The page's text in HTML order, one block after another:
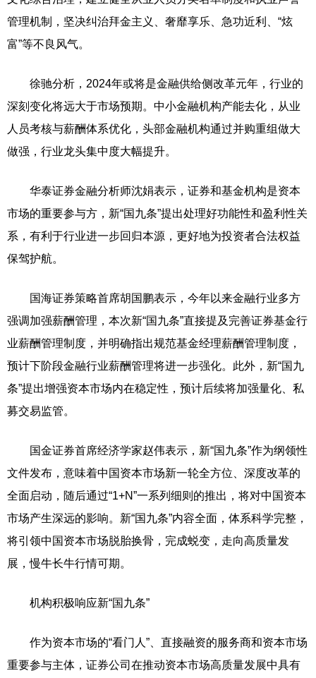
管理机制，坚决纠治拜金主义、奢靡享乐、急功近利、“炫
富”等不良风气。
徐驰分析，2024年或将是金融供给侧改革元年，行业的
深刻变化将远大于市场预期。中小金融机构产能去化，从业
人员考核与薪酬体系优化，头部金融机构通过并购重组做大
做强，行业龙头集中度大幅提升。
华泰证券金融分析师沈娟表示，证券和基金机构是资本
市场的重要参与方，新“国九条”提出处理好功能性和盈利性关
系，有利于行业进一步回归本源，更好地为投资者合法权益
保驾护航。
国海证券策略首席胡国鹏表示，今年以来金融行业多方
强调加强薪酬管理，本次新“国九条”直接提及完善证券基金行
业薪酬管理制度，并明确指出规范基金经理薪酬管理制度，
预计下阶段金融行业薪酬管理将进一步强化。此外，新“国九
条”提出增强资本市场内在稳定性，预计后续将加强量化、私
募交易监管。
国金证券首席经济学家赵伟表示，新“国九条”作为纲领性
文件发布，意味着中国资本市场新一轮全方位、深度改革的
全面启动，随后通过“1+N”一系列细则的推出，将对中国资本
市场产生深远的影响。新“国九条”内容全面，体系科学完整，
将引领中国资本市场脱胎换骨，完成蜕变，走向高质量发
展，慢牛长牛行情可期。
机构积极响应新“国九条”
作为资本市场的“看门人”、直接融资的服务商和资本市场
重要参与主体，证券公司在推动资本市场高质量发展中具有